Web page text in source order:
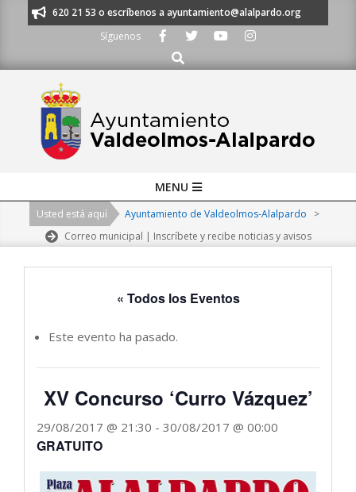
al 91 620 21 53 o escríbenos a ayuntamiento@alalpardo.org
Síguenos
Buscar
Navigation
MENU
Usted está aquí Ayuntamiento de Valdeolmos-Alalpardo
>
Correo municipal | Inscríbete y recibe noticias y avisos
« Todos los Eventos
Este evento ha pasado.
XV Concurso ‘Curro Vázquez’
29/08/2017 @ 21:30 - 30/08/2017 @ 00:00
GRATUITO